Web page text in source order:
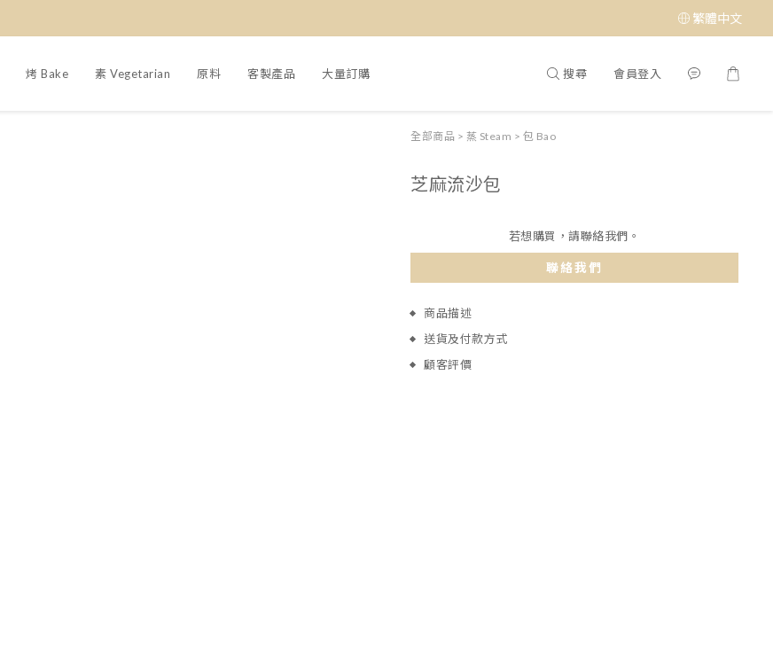
繁體中文
烤 Bake 素 Vegetarian 原料 客製產品 大量訂購 搜尋 會員登入
全部商品 > 蒸 Steam > 包 Bao
芝麻流沙包
若想購買，請聯絡我們。
聯絡我們
商品描述
送貨及付款方式
顧客評價